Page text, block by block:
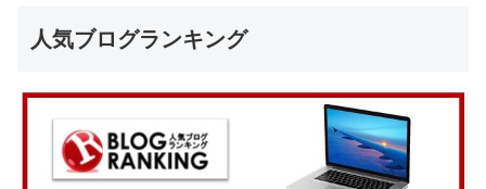
人気ブログランキング